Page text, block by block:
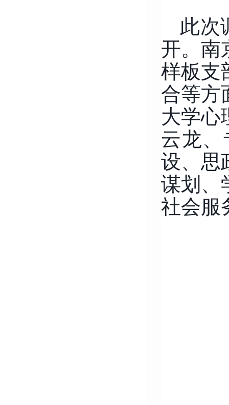
此次
开。南
样板支
合等方
大学心
云龙
设、思
谋划、
社会服